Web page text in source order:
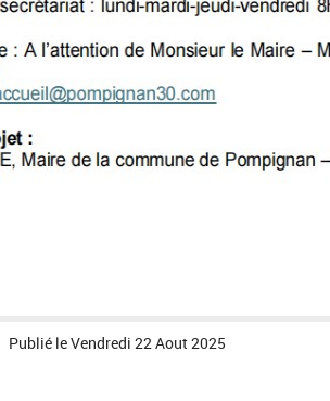
Publié leVendredi 22 Aout 2025